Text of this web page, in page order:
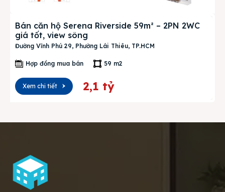
Bán căn hộ Serena Riverside 59m² – 2PN 2WC
giá tốt, view sông
Đường Vĩnh Phú 29, Phường Lái Thiêu, TP.HCM
Hợp đồng mua bán 59 m2
Xem chi tiết 2,1 tỷ